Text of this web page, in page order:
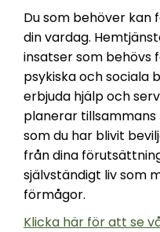
Du som behöver kan
din vardag.
insatser som behövs
psykiska och sociala
erbjuda hjälp och
planerar tillsammans
som du har blivit
från dina
självständigt liv som
förmågor.
Klicka här för att se